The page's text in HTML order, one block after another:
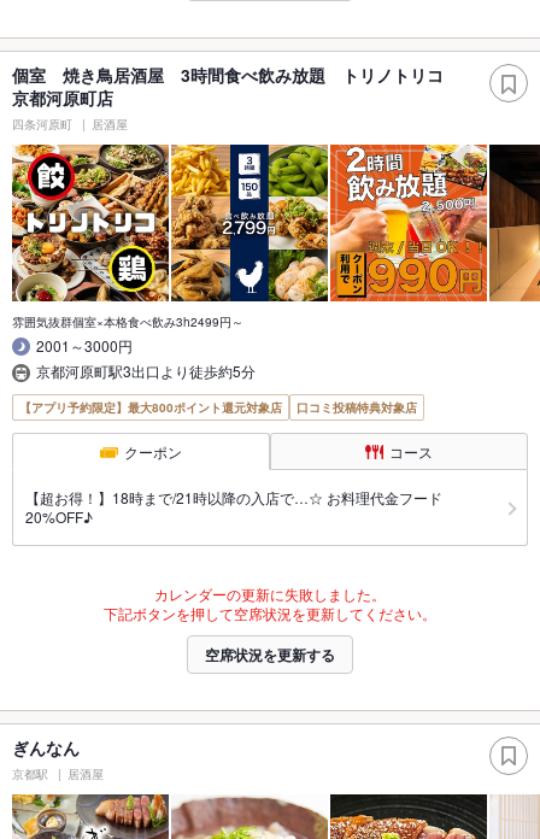
個室 焼き鳥居酒屋 3時間食べ飲み放題 トリノトリコ
京都河原町店
四条河原町 居酒屋
雰囲気抜群個室×本格食べ飲み3h2499円～
2001～3000円
京都河原町駅3出口より徒歩約5分
【アプリ予約限定】最大800ポイント還元対象店 口コミ投稿特典対象店
クーポン コース
【超お得！】18時まで/21時以降の入店で…☆ お料理代金フード
20%OFF♪
カレンダーの更新に失敗しました。
下記ボタンを押して空席状況を更新してください。
空席状況を更新する
ぎんなん
京都駅 居酒屋